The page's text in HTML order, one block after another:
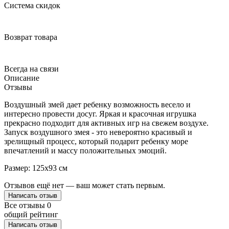
Система скидок
Возврат товара
Всегда на связи
Описание
Отзывы
Воздушный змей дает ребенку возможность весело и
интересно провести досуг. Яркая и красочная игрушка
прекрасно подходит для активных игр на свежем воздухе.
Запуск воздушного змея - это невероятно красивый и
зрелищный процесс, который подарит ребенку море
впечатлений и массу положительных эмоций.
Размер: 125х93 см
Отзывов ещё нет — ваш может стать первым.
Написать отзыв
Все отзывы 0
общий рейтинг
Написать отзыв